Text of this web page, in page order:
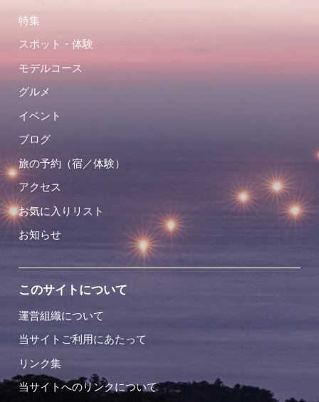
特集
スポット・体験
モデルコース
グルメ
イベント
ブログ
旅の予約（宿／体験）
アクセス
お気に入りリスト
お知らせ
このサイトについて
運営組織について
当サイトご利用にあたって
リンク集
当サイトへのリンクについて